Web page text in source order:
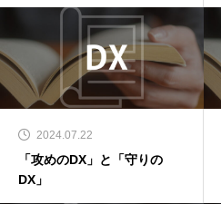
2024.07.22
「攻めのDX」と「守りの
DX」